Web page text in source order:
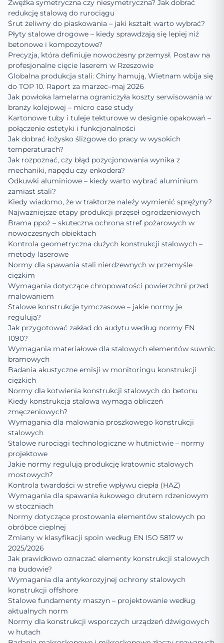
Zwężka symetryczna czy niesymetryczna? Jak dobrać
redukcję stalową do rurociągu
Śrut żeliwny do piaskowania – jaki kształt warto wybrać?
Płyty stalowe drogowe – kiedy sprawdzają się lepiej niż
betonowe i kompozytowe?
Precyzja, która definiuje nowoczesny przemysł. Postaw na
profesjonalne cięcie laserem w Rzeszowie
Globalna produkcja stali: Chiny hamują, Wietnam wbija się
do TOP 10. Raport za marzec–maj 2026
Jak powłoka lamelarna ograniczyła koszty serwisowania w
branży kolejowej – micro case study
Kartonowe tuby i tuleje tekturowe w designie opakowań –
połączenie estetyki i funkcjonalności
Jak dobrać łożysko ślizgowe do pracy w wysokich
temperaturach?
Jak rozpoznać, czy błąd pozycjonowania wynika z
mechaniki, napędu czy enkodera?
Odkuwki aluminiowe – kiedy warto wybrać aluminium
zamiast stali?
Kiedy wiadomo, że w traktorze należy wymienić sprężyny?
Najważniejsze etapy produkcji przęseł ogrodzeniowych
Brama ppoż – skuteczna ochrona stref pożarowych w
nowoczesnych obiektach
Kontrola geometryczna dużych konstrukcji stalowych –
metody laserowe
Normy dla spawania stali nierdzewnych w przemyśle
ciężkim
Wymagania dotyczące chropowatości powierzchni przed
malowaniem
Stalowe konstrukcje tymczasowe – jakie normy je
regulują?
Jak przygotować zakład do audytu według normy EN
1090?
Wymagania materiałowe dla stalowych elementów suwnic
bramowych
Badania akustyczne emisji w monitoringu konstrukcji
ciężkich
Normy dla kotwienia konstrukcji stalowych do betonu
Kiedy konstrukcja stalowa wymaga obliczeń
zmęczeniowych?
Wymagania dla malowania proszkowego konstrukcji
stalowych
Stalowe rurociągi technologiczne w hutnictwie – normy
projektowe
Jakie normy regulują produkcję kratownic stalowych
mostowych?
Kontrola twardości w strefie wpływu ciepła (HAZ)
Wymagania dla spawania łukowego drutem rdzeniowym
w stoczniach
Normy dotyczące prostowania elementów stalowych po
obróbce cieplnej
Zmiany w klasyfikacji spoin według EN ISO 5817 w
2025/2026
Jak prawidłowo oznaczać elementy konstrukcji stalowych
na budowie?
Wymagania dla antykorozyjnej ochrony stalowych
konstrukcji offshore
Stalowe fundamenty maszyn – projektowanie według
aktualnych norm
Normy dla konstrukcji wsporczych urządzeń dźwigowych
w hutach